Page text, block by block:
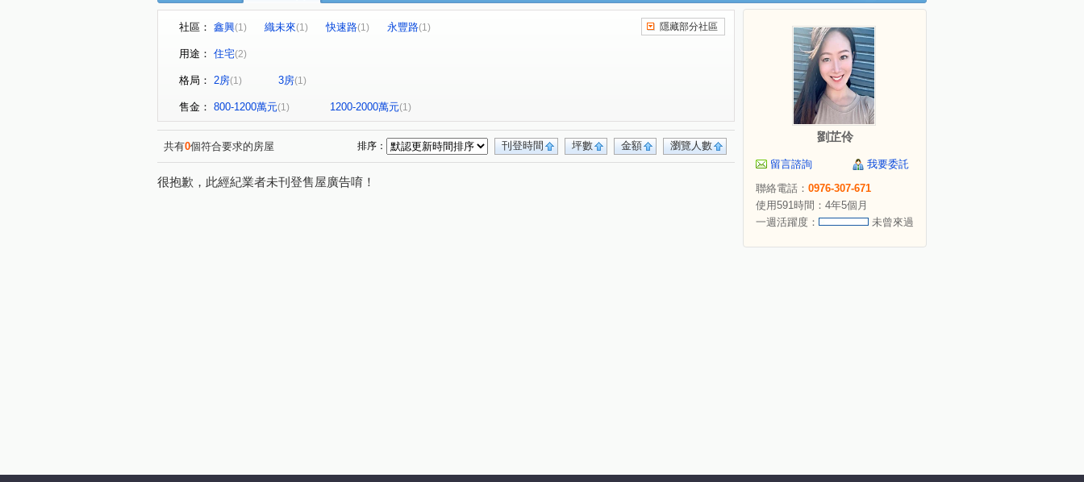
社區： 鑫興(1) 織未來(1) 快速路(1) 永豐路(1) 隱藏部分社區
用途： 住宅(2)
格局： 2房(1) 3房(1)
售金： 800-1200萬元(1) 1200-2000萬元(1)
共有0個符合要求的房屋 瀏覽人數
金額
坪數
刊登時間
排序：
很抱歉，此經紀業者未刊登售屋廣告唷！
劉芷伶
留言諮詢
我要委託
聯絡電話： 0976-307-671
使用591時間：4年5個月
一週活躍度：
未曾來過